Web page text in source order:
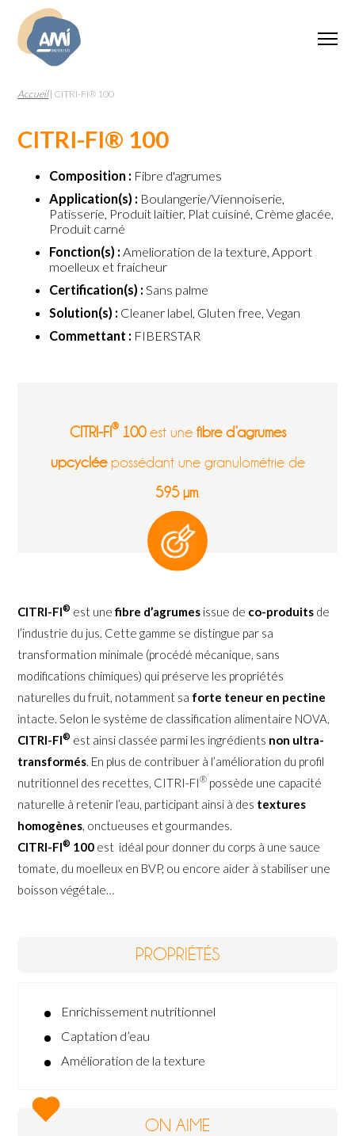
Accueil| CITRI-FI® 100
CITRI-FI® 100
Composition : Fibre d'agrumes
Application(s) : Boulangerie/Viennoiserie,
Patisserie, Produit laitier, Plat cuisiné, Crème glacée,
Produit carné
Fonction(s) : Amelioration de la texture, Apport
moelleux et fraicheur
Certification(s) : Sans palme
Solution(s) : Cleaner label, Gluten free, Vegan
Commettant : FIBERSTAR
CITRI-FI® 100est une fibre d’agrumes
upcycléepossédant une granulométrie de
595 µm.
CITRI-FI® est unefibre d’agrumes issue de co-produits de
l’industrie du jus. Cette gamme se distingue par sa
transformation minimale (procédé mécanique, sans
modifications chimiques) qui préserve les propriétés
naturelles du fruit, notamment sa forte teneur en pectine
intacte. Selon le système de classification alimentaire NOVA,
CITRI-FI® est ainsi classée parmi les ingrédients non ultra-
transformés. En plus de contribuer à l’amélioration du profil
nutritionnel des recettes, CITRI-FI® possède une capacité
naturelle à retenir l’eau, participant ainsi à des textures
homogènes, onctueuses et gourmandes.
CITRI-FI® 100 est idéal pour donner du corps à une sauce
tomate, du moelleux en BVP, ou encore aider à stabiliser une
boisson végétale…
PROPRIÉTÉS
Enrichissement nutritionnel
Captation d’eau
Amélioration de la texture
ON AIME